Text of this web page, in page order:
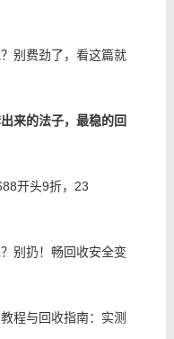
别费劲了，看这篇就
来的法子，最稳的回
开头9折，23
别扔！畅回收安全变
程与回收指南：实测